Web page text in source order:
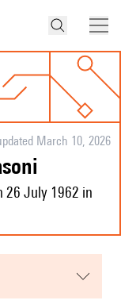
March 10, 2026
26 July 1962 in